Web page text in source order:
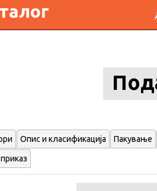
Опис и класификација Пакување